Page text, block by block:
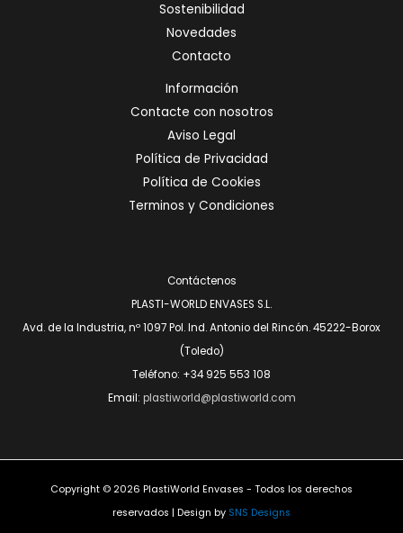
Sostenibilidad
Novedades
Contacto
Información
Contacte con nosotros
Aviso Legal
Política de Privacidad
Política de Cookies
Terminos y Condiciones
Contáctenos
PLASTI-WORLD ENVASES S.L.
Avd. de la Industria, nº 1097 Pol. Ind. Antonio del Rincón. 45222-Borox
(Toledo)
Teléfono: +34 925 553 108
Email: plastiworld@plastiworld.com
Copyright © 2026 PlastiWorld Envases - Todos los derechos
reservados | Design by SNS Designs